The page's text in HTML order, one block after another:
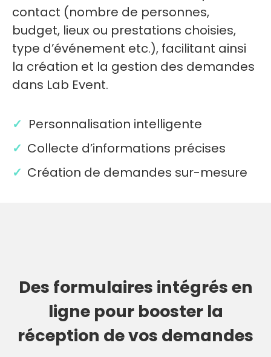
contact (nombre de personnes,
budget, lieux ou prestations choisies,
type d’événement etc.), facilitant ainsi
la création et la gestion des demandes
dans Lab Event.
✓ Personnalisation intelligente
✓ Collecte d’informations précises
✓ Création de demandes sur-mesure
Des formulaires intégrés en
ligne pour booster la
réception de vos demandes